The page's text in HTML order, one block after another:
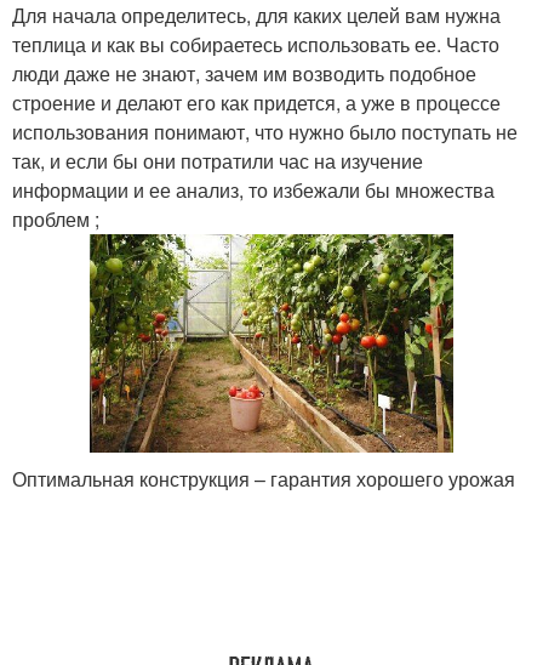
Для начала определитесь, для каких целей вам нужна
теплица и как вы собираетесь использовать ее. Часто
люди даже не знают, зачем им возводить подобное
строение и делают его как придется, а уже в процессе
использования понимают, что нужно было поступать не
так, и если бы они потратили час на изучение
информации и ее анализ, то избежали бы множества
проблем ;
Оптимальная конструкция – гарантия хорошего урожая